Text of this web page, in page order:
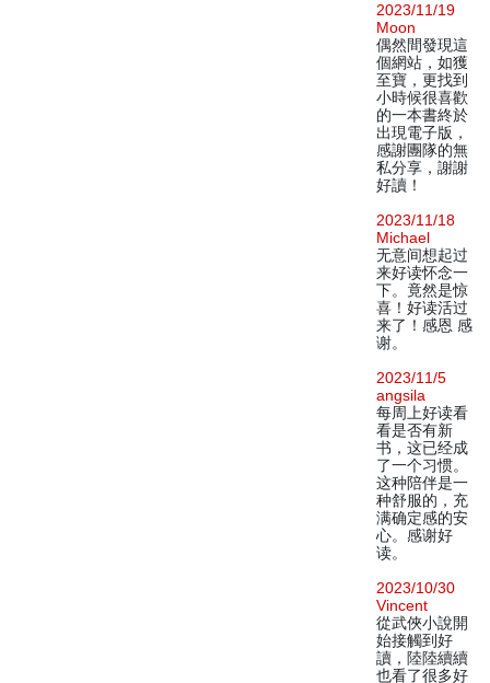
2023/11/19
Moon
偶然間發現這
個網站，如獲
至寶，更找到
小時候很喜歡
的一本書終於
出現電子版，
感謝團隊的無
私分享，謝謝
好讀！
2023/11/18
Michael
无意间想起过
来好读怀念一
下。竟然是惊
喜！好读活过
来了！感恩 感
谢。
2023/11/5
angsila
每周上好读看
看是否有新
书，这已经成
了一个习惯。
这种陪伴是一
种舒服的，充
满确定感的安
心。感谢好
读。
2023/10/30
Vincent
從武俠小說開
始接觸到好
讀，陸陸續續
也看了很多好